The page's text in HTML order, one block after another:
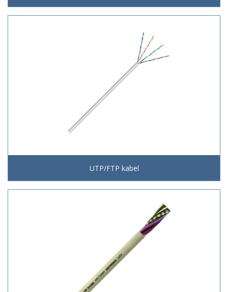
UTP/FTP kabel